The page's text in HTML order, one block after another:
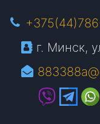
г. Минск,